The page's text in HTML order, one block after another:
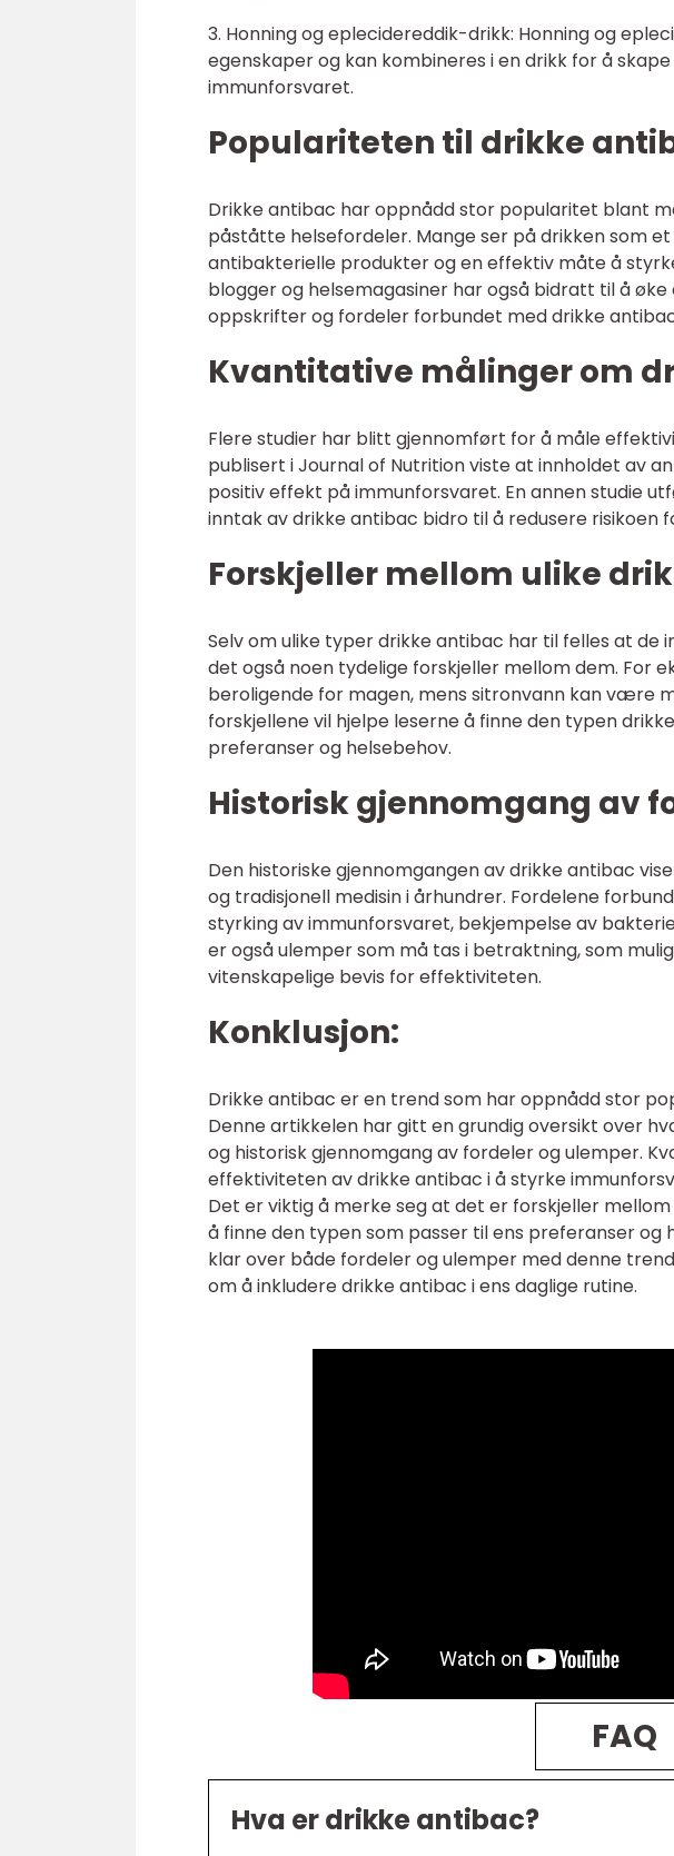
3. Honning og eplecidereddik-drikk: Honning og
egenskaper og kan kombineres i en drikk for å
immunforsvaret.
Populariteten til drikke
Drikke antibac har oppnådd stor popularitet blant
påståtte helsefordeler. Mange ser på drikken som
antibakterielle produkter og en effektiv måte å
blogger og helsemagasiner har også bidratt til å
oppskrifter og fordeler forbundet med drikke
Kvantitative målinger om
Flere studier har blitt gjennomført for å måle
publisert i Journal of Nutrition viste at innholdet av
positiv effekt på immunforsvaret. En annen studie
inntak av drikke antibac bidro til å redusere risikoen
Forskjeller mellom ulike
Selv om ulike typer drikke antibac har til felles at
det også noen tydelige forskjeller mellom dem.
beroligende for magen, mens sitronvann kan være
forskjellene vil hjelpe leserne å finne den typen
preferanser og helsebehov.
Historisk gjennomgang av
Den historiske gjennomgangen av drikke antibac
og tradisjonell medisin i århundrer. Fordelene
styrking av immunforsvaret, bekjempelse av
er også ulemper som må tas i betraktning, som
vitenskapelige bevis for effektiviteten.
Konklusjon:
Drikke antibac er en trend som har oppnådd stor
Denne artikkelen har gitt en grundig oversikt over
og historisk gjennomgang av fordeler og ulemper.
effektiviteten av drikke antibac i å styrke
Det er viktig å merke seg at det er forskjeller
å finne den typen som passer til ens preferanser
klar over både fordeler og ulemper med denne
om å inkludere drikke antibac i ens daglige rutine.
FAQ
Hva er drikke antibac?